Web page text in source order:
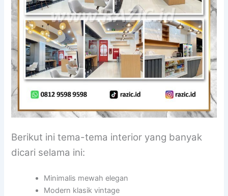
Berikut ini tema-tema interior yang banyak
dicari selama ini:
Minimalis mewah elegan
Modern klasik vintage